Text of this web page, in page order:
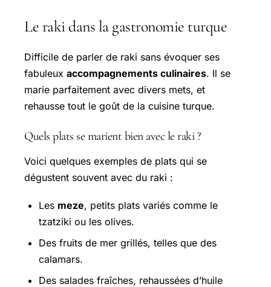
Le raki dans la gastronomie turque
Difficile de parler de raki sans évoquer ses
fabuleux accompagnements culinaires. Il se
marie parfaitement avec divers mets, et
rehausse tout le goût de la cuisine turque.
Quels plats se marient bien avec le raki ?
Voici quelques exemples de plats qui se
dégustent souvent avec du raki :
Les meze, petits plats variés comme le
tzatziki ou les olives.
Des fruits de mer grillés, telles que des
calamars.
Des salades fraîches, rehaussées d’huile